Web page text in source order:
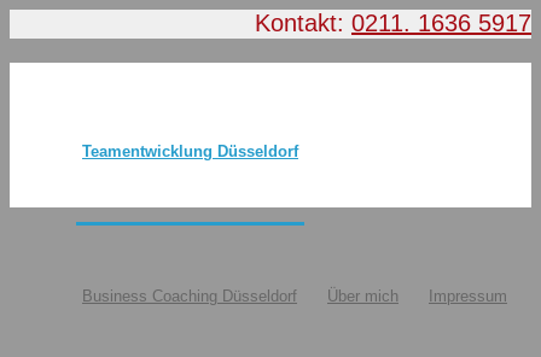
Kontakt: 0211. 1636 5917
Teamentwicklung Düsseldorf
Business Coaching Düsseldorf Über mich Impressum